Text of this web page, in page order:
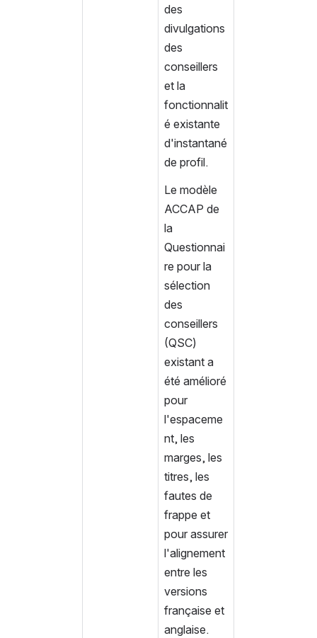
des
divulgations
des
conseillers
et la
fonctionnalit
é existante
d'instantané
de profil.
Le modèle
ACCAP de
la
Questionnai
re pour la
sélection
des
conseillers
(QSC)
existant a
été amélioré
pour
l'espaceme
nt, les
marges, les
titres, les
fautes de
frappe et
pour assurer
l'alignement
entre les
versions
française et
anglaise.